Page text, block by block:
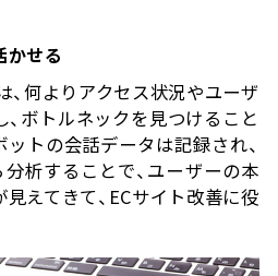
せる
、何よりアクセス状況やユーザ
ボトルネックを見つけること
トの会話データは記録され、
析することで、ユーザーの本
えてきて、ECサイト改善に役